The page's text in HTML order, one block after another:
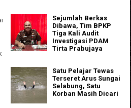
Sejumlah Berkas
Dibawa, Tim BPKP
Tiga Kali Audit
Investigasi PDAM
Tirta Prabujaya
Satu Pelajar Tewas
Terseret Arus Sungai
Selabung, Satu
Korban Masih Dicari